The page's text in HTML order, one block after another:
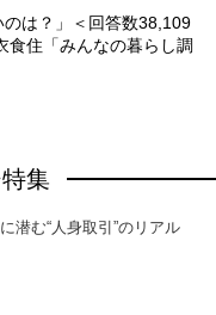
のは？」＜回答数38,109
食住「みんなの暮らし調
集
潜む“人身取引”のリアル